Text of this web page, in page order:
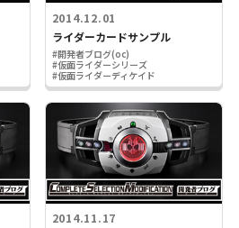
2014.12.01
ライダーカードサンプル
#開発者ブログ(oc)
#仮面ライダーシリーズ
#仮面ライダーディケイド
2014.11.17